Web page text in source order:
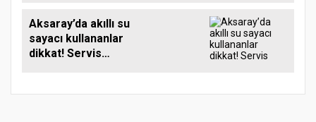
Aksaray’da akıllı su
sayacı kullananlar
dikkat! Servis